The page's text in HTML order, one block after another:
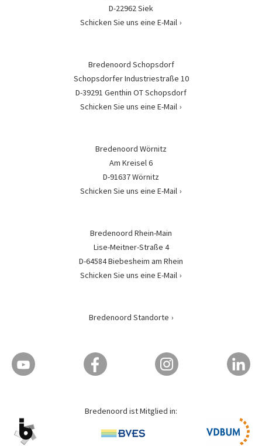
D-22962 Siek
Schicken Sie uns eine E-Mail
Bredenoord Schopsdorf
Schopsdorfer Industriestraße 10
D-39291 Genthin OT Schopsdorf
Schicken Sie uns eine E-Mail
Bredenoord Wörnitz
Am Kreisel 6
D-91637 Wörnitz
Schicken Sie uns eine E-Mail
Bredenoord Rhein-Main
Lise-Meitner-Straße 4
D-64584 Biebesheim am Rhein
Schicken Sie uns eine E-Mail
Bredenoord Standorte
Bredenoord ist Mitglied in: